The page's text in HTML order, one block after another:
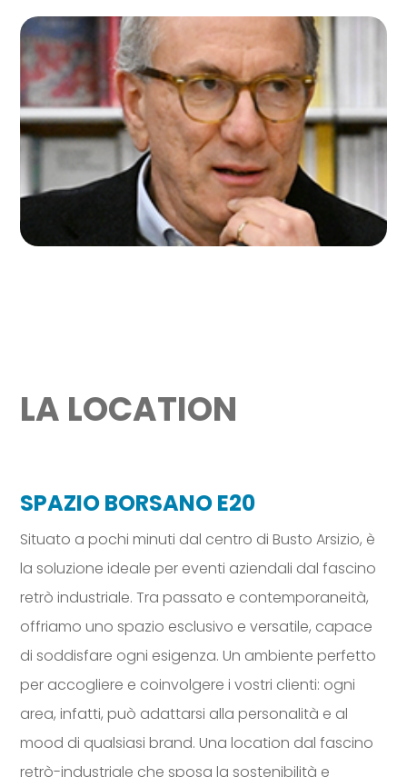
SILVESTRO PASCARELLA
Direttore de La Prealpina
LA LOCATION
SPAZIO BORSANO E20
Situato a pochi minuti dal centro di Busto Arsizio, è
la soluzione ideale per eventi aziendali dal fascino
retrò industriale. Tra passato e contemporaneità,
offriamo uno spazio esclusivo e versatile, capace
di soddisfare ogni esigenza. Un ambiente perfetto
per accogliere e coinvolgere i vostri clienti: ogni
area, infatti, può adattarsi alla personalità e al
mood di qualsiasi brand. Una location dal fascino
retrò-industriale che sposa la sostenibilità e